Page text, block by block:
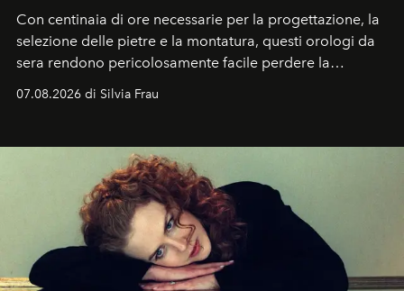
Con centinaia di ore necessarie per la progettazione, la
selezione delle pietre e la montatura, questi orologi da
sera rendono pericolosamente facile perdere la
cognizione del tempo. Ma con quadranti così
07.08.2026 di Silvia Frau